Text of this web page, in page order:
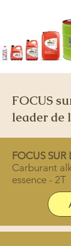
FOCUS
leader de
FOCUS SUR
Carburant
essence - 2T